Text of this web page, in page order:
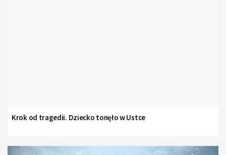
Krok od tragedii. Dziecko tonęło w Ustce